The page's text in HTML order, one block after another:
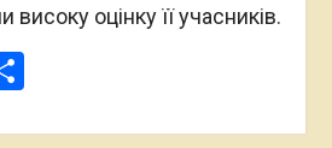
високу оцінку її учасників.
Поділитися